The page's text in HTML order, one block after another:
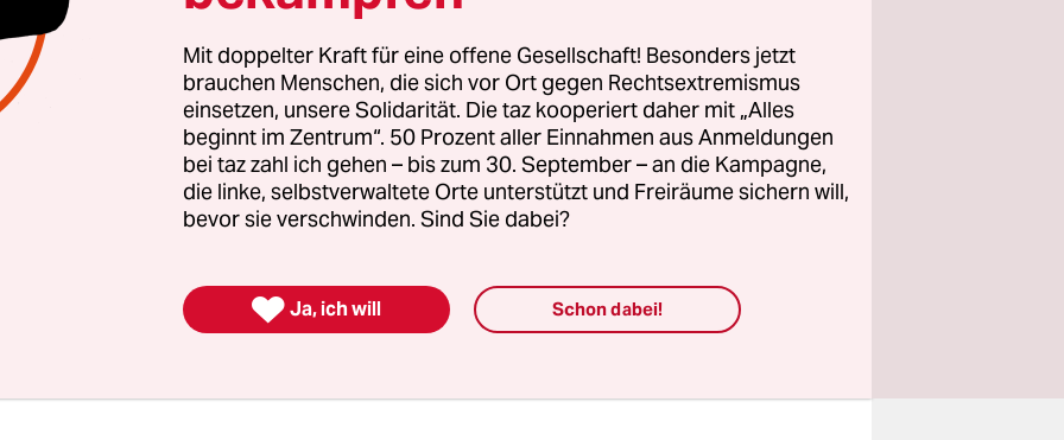
Ende März kurz nach der Einnahme von Idlib.
die „Befreiung“ ihrer Stadt feierten, titelten
Idlib sei in die Hände von al-Qaida gefallen. Aber die
ist wie immer komplizierter.
Mit doppelter Kraft für eine offene Gesellschaft! Besonders jetzt
brauchen Menschen, die sich vor Ort gegen Rechtsextremismus
einsetzen, unsere Solidarität. Die taz kooperiert daher mit „Alles
beginnt im Zentrum“. 50 Prozent aller Einnahmen aus Anmeldungen
bei taz zahl ich gehen – bis zum 30. September – an die Kampagne,
die linke, selbstverwaltete Orte unterstützt und Freiräume sichern will,
bevor sie verschwinden. Sind Sie dabei?
 Ja, ich will Schon dabei!